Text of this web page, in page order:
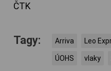
ČTK
Tagy: Arriva Leo
ÚOHS vlaky